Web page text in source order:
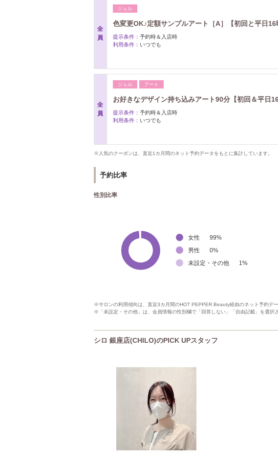
全
員
ジェル
色変更OK♪定額サンプルアート［A］【初回と平日16
提示条件： 予約時＆入店時
利用条件： いつでも
全
員
ジェル アート
お好きなデザイン持ち込みアート90分【初回＆平日
提示条件： 予約時＆入店時
利用条件： いつでも
※人気のクーポンは、直近1カ月間のネット予約データをもとに集計しています。
予約比率
性別比率
女性 99%
男性
0%
未設定・その他
1 %
※サロンの利用傾向は、直近3カ月間のHOT PEPPER Beauty経由のネット予約デー
※「未設定・その他」は、会員情報の性別欄で「回答しない」「自由記載」を選択
シロ 銀座店(CHILO)のPICK UPスタッフ